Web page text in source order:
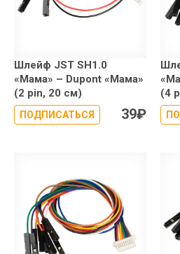
Шлейф JST SH1.0
«Мама» – Dupont «Мама»
(2 pin, 20 см)
ПОДПИСАТЬСЯ 39₽
(4